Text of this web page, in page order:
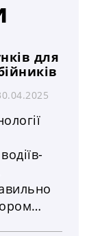
для